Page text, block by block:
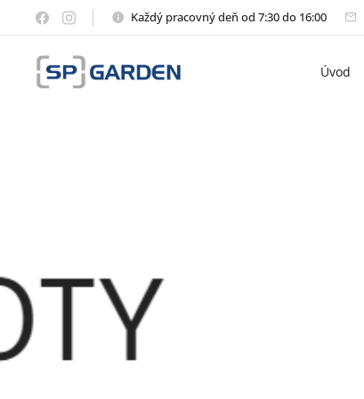
Každý pracovný deň od 7:30 do 16:00
Úvod